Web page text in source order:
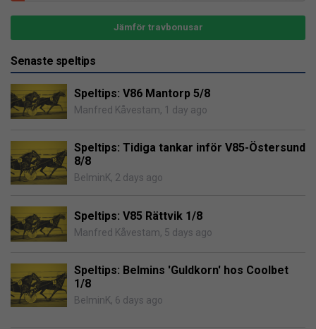
Jämför travbonusar
Senaste speltips
Speltips: V86 Mantorp 5/8
Manfred Kåvestam, 1 day ago
Speltips: Tidiga tankar inför V85-Östersund
8/8
BelminK, 2 days ago
Speltips: V85 Rättvik 1/8
Manfred Kåvestam, 5 days ago
Speltips: Belmins 'Guldkorn' hos Coolbet
1/8
BelminK, 6 days ago